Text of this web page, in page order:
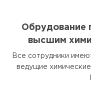
Обрудование
высшим
Все сотрудники
ведущие